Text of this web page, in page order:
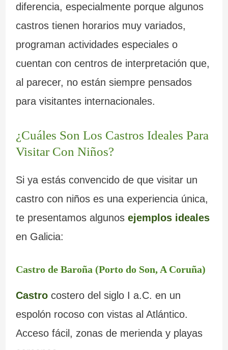
diferencia, especialmente porque algunos
castros tienen horarios muy variados,
programan actividades especiales o
cuentan con centros de interpretación que,
al parecer, no están siempre pensados
para visitantes internacionales.
¿Cuáles Son Los Castros Ideales Para
Visitar Con Niños?
Si ya estás convencido de que visitar un
castro con niños es una experiencia única,
te presentamos algunosejemplos ideales
en Galicia:
Castro de Baroña (Porto do Son, A Coruña)
Castrocostero del siglo I a.C. en un
espolón rocoso con vistas al Atlántico.
Acceso fácil, zonas de merienda y playas